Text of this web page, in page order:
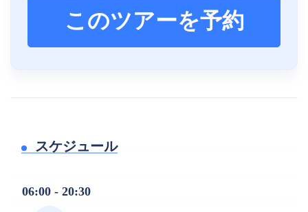
このツアーを予約
スケジュール
06:00 - 20:30